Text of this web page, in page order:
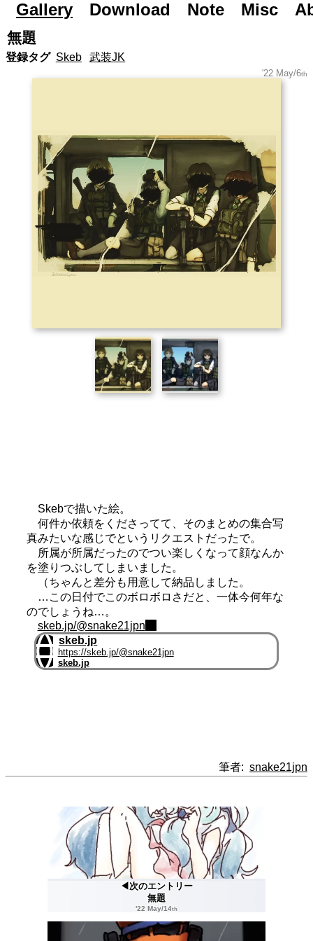
Road to Day After Tomorrow...
Gallery Download Note Misc
無題
登録タグ Skeb 武装JK
'22 May/6th
Skebで描いた絵。
何件か依頼をくださってて、そのまとめの集合写
真みたいな感じでというリクエストだったで。
所属が所属だったのでつい楽しくなって顔なんか
を塗りつぶしてしまいました。
（ちゃんと差分も用意して納品しました。
…この日付でこのボロボロさだと、一体今何年な
のでしょうね…。
skeb.jp/@snake21jpn
skeb.jp
https://skeb.jp/@snake21jpn
skeb.jp
筆者: snake21jpn
◀次のエントリー
無題
'22 May/14th